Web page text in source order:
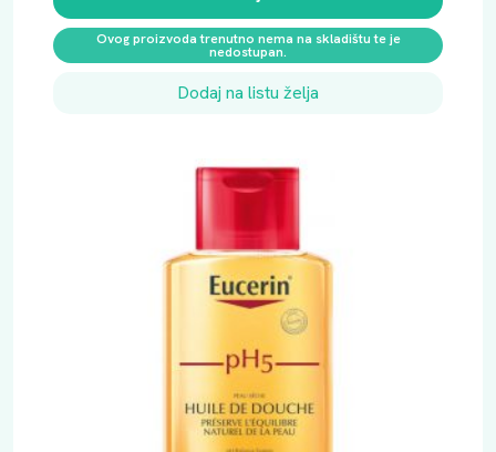
Ovog proizvoda trenutno nema na skladištu te je
nedostupan.
Dodaj na listu želja